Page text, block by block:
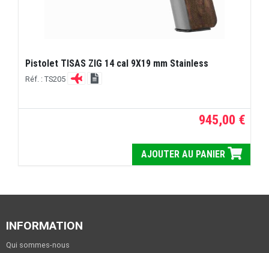
Pistolet TISAS ZIG 14 cal 9X19 mm Stainless
Réf. : TS205
945,00 €
AJOUTER AU PANIER
INFORMATION
Qui sommes-nous